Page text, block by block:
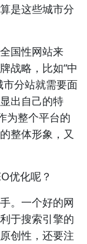
是这些城市分
国性网站来
战略，比如“中
市分站就需要面
出自己的特
为整个平台的
整体形象，又
优化呢？
。一个好的网
于搜索引擎的
创性，还要注